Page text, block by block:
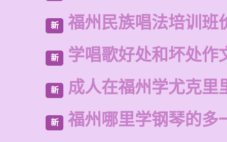
新 福州民族唱法培训班
新 学唱歌好处和坏处作
新 成人在福州学尤克里
新 福州哪里学钢琴的多